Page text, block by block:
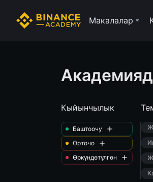
Макалалар
Кыйынчылык
Баштоочу
Орточо
Өркүндөтүлгөн